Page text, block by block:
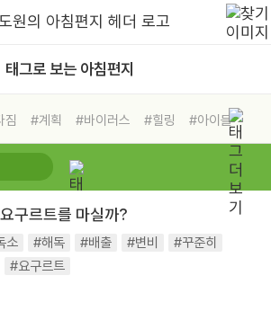
태그로 보는 아침편지
짐 #계획 #바이러스 #힐링
#아이들
#삶
#링컨학교
력구르트를 마실까?
소 #해독 #배출 #변비
#꾸준히
#요구르트